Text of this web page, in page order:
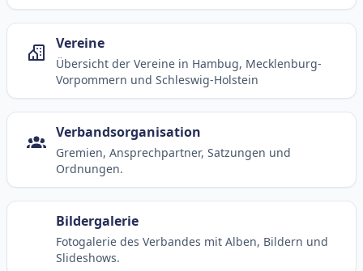
Vereine
Übersicht der Vereine in Hambug, Mecklenburg-
Vorpommern und Schleswig-Holstein
Verbandsorganisation
Gremien, Ansprechpartner, Satzungen und
Ordnungen.
Bildergalerie
Fotogalerie des Verbandes mit Alben, Bildern und
Slideshows.